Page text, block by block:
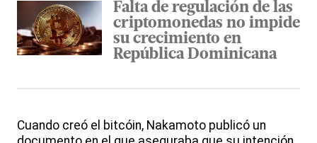
Falta de regulación de las
criptomonedas no impide
su crecimiento en
República Dominicana
Cuando creó el bitcóin, Nakamoto publicó un